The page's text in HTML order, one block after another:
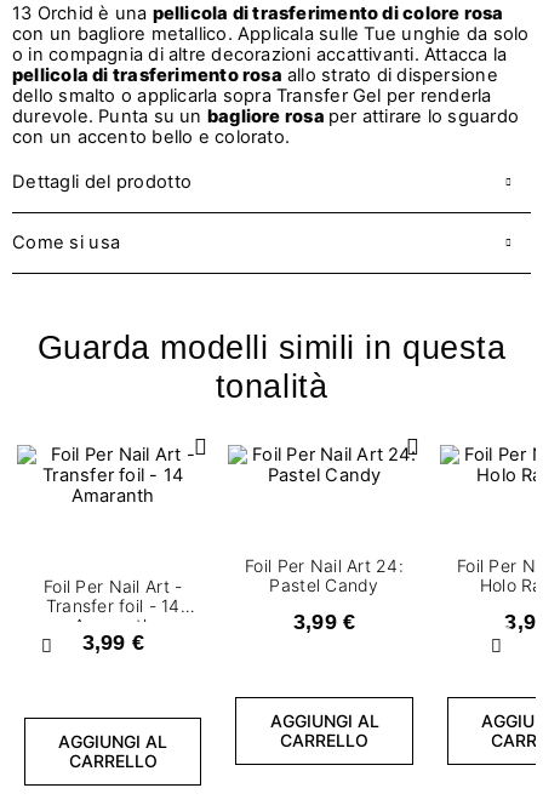
13 Orchid è una pellicola di trasferimento di colore rosa
con un bagliore metallico. Applicala sulle Tue unghie da solo
o in compagnia di altre decorazioni accattivanti. Attacca la
pellicola di trasferimento rosa allo strato di dispersione
dello smalto o applicarla sopra Transfer Gel per renderla
durevole. Punta su un bagliore rosa per attirare lo sguardo
con un accento bello e colorato.
Dettagli del prodotto
Come si usa
Guarda modelli simili in questa
tonalità
Precedente
Foil Per Nail Art -
Transfer foil - 14
Amaranth
3,99 €
AGGIUNGI AL
CARRELLO
Foil Per Nail Art 24:
Pastel Candy
3,99 €
AGGIUNGI AL
CARRELLO
Foil Per
Holo